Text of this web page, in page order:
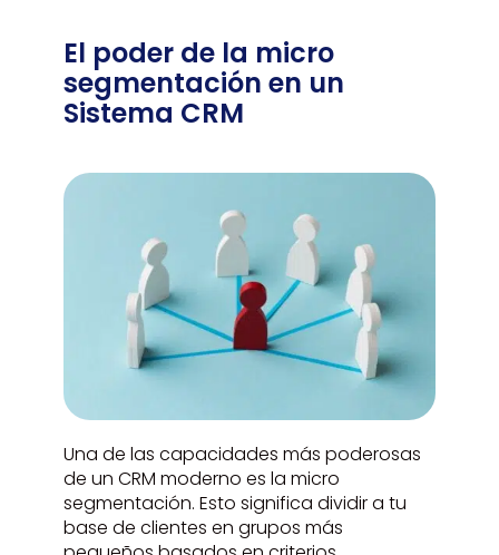
El poder de la micro
segmentación en un
Sistema CRM
Una de las capacidades más poderosas
de un CRM moderno es la micro
segmentación. Esto significa dividir a tu
base de clientes en grupos más